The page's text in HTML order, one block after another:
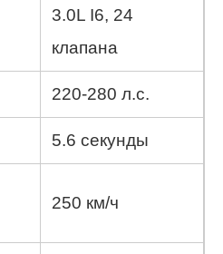
3.0L I6, 24
клапана
220-280 л.с.
5.6 секунды
250 км/ч